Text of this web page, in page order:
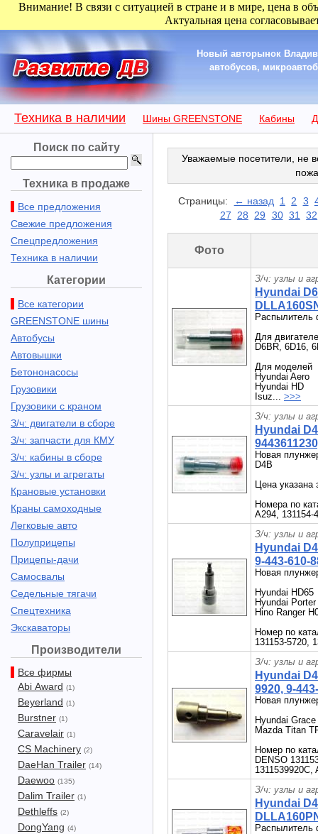
Внимание! В связи с ситуацией в стране и в мире, цена в
Актуальная цена
Новый авторынок
автобусов,
Техника в наличии Шины GREENSTONE Кабины
Поиск по сайту
Техника в продаже
Все предложения
Свежие предложения
Спецпредложения
Техника в наличии
Категории
Все категории
GREENSTONE шины
Автобусы
Автовышки
Бетононасосы
Грузовики
Грузовики с краном
З/ч: двигатели в сборе
З/ч: запчасти для КМУ
З/ч: кабины в сборе
З/ч: узлы и агрегаты
Крановые установки
Краны самоходные
Легковые авто
Полуприцепы
Прицепы-дачи
Самосвалы
Седельные тягачи
Спецтехника
Экскаваторы
Производители
Все фирмы
Abi Award (1)
Beyerland (1)
Burstner (1)
Caravelair (1)
CS Machinery (2)
DaeHan Trailer (14)
Daewoo (135)
Dalim Trailer (1)
Dethleffs (2)
DongYang (4)
Уважаемые посетители, не
Страницы: ← назад 1 2 3
27
28 29 30 31 32
Фото
З/ч: узлы и
Hyundai
Распылитель
Для
D6BR, 6D16,
Для моделей
Hyundai Aero
Hyundai HD
Isuz... >>>
З/ч: узлы и
Hyundai
Новая
D4B
Цена указана
Номера по
A294,
З/ч: узлы и
Hyundai
9-443-610-
Новая
Hyundai HD65
Hyundai
Hino Ranger
Номер по
131153-5720,
З/ч: узлы и
Hyundai
9920, 9-
Новая
Hyundai
Mazda Titan
Номер по
DENSO
З/ч: узлы и
Hyundai
Распылитель